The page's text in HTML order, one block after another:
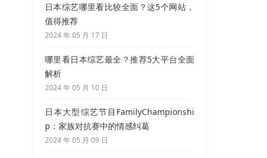
日本综艺哪里看比较全面？这5个网站，
值得推荐
2024 年 05 月 17 日
哪里看日本综艺最全？推荐5大平台全面
解析
2024 年 05 月 10 日
日本大型综艺节目FamilyChampionshi
p：家族对抗赛中的情感纠葛
2024 年 05 月 09 日